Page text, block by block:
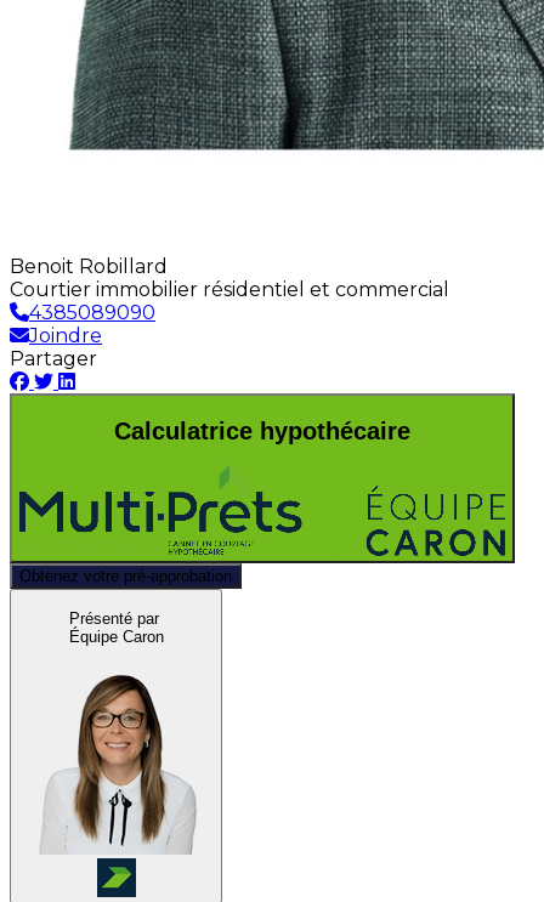
Benoit Robillard
Courtier immobilier résidentiel et commercial
4385089090
Joindre
Partager
Calculatrice hypothécaire
Obtenez votre pré-approbation
Présenté par
Équipe Caron